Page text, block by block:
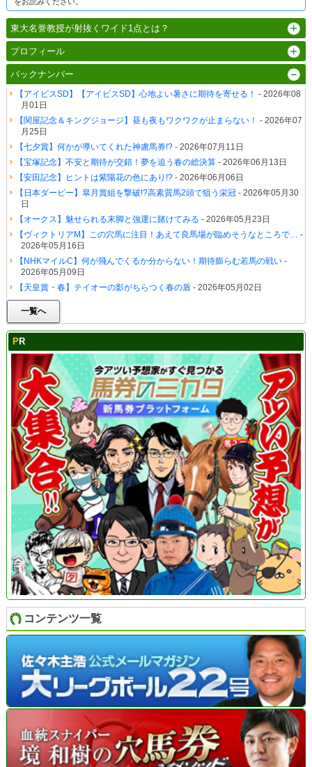
東大名誉教授が射抜くワイド1点とは？
プロフィール
バックナンバー
【アイビスSD】【アイビスSD】心地よい暑さに期待を寄せる！ - 2026年08
月01日
【関屋記念＆キングジョージ】昼も夜もワクワクが止まらない！ - 2026年07
月25日
【七夕賞】何かが導いてくれた神慮馬券!?- 2026年07月11日
【宝塚記念】不安と期待が交錯！夢を追う春の総決算- 2026年06月13日
【安田記念】ヒントは紫陽花の色にあり!?- 2026年06月06日
【日本ダービー】皐月賞組を撃破!?高素質馬2頭で狙う栄冠- 2026年05月30
日
【オークス】魅せられる末脚と強運に賭けてみる - 2026年05月23日
【ヴィクトリアM】この穴馬に注目！あえて良馬場が臨めそうなところで… -
2026年05月16日
【NHKマイルC】何が飛んでくるか分からない！期待膨らむ若馬の戦い-
2026年05月09日
【天皇賞・春】テイオーの影がちらつく春の盾- 2026年05月02日
一覧へ
PR
コンテンツ一覧